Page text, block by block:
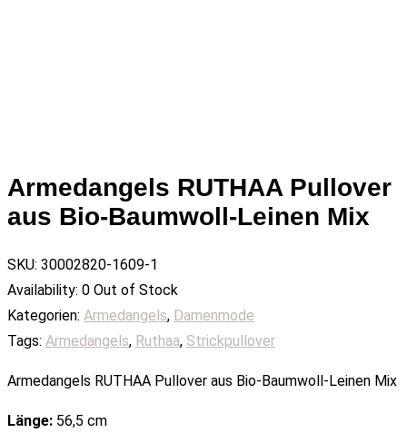
Armedangels RUTHAA Pullover
aus Bio-Baumwoll-Leinen Mix
SKU: 30002820-1609-1
Availability: 0 Out of Stock
Kategorien: Armedangels, Damenmode
Tags: Armedangels, Ruthaa, Strickpullover
Armedangels RUTHAA Pullover aus Bio-Baumwoll-Leinen Mix
Länge: 56,5 cm